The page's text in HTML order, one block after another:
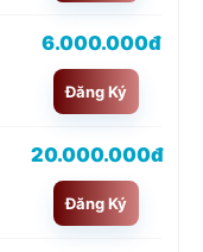
6.000.000đ
Đăng Ký
20.000.000đ
Đăng Ký